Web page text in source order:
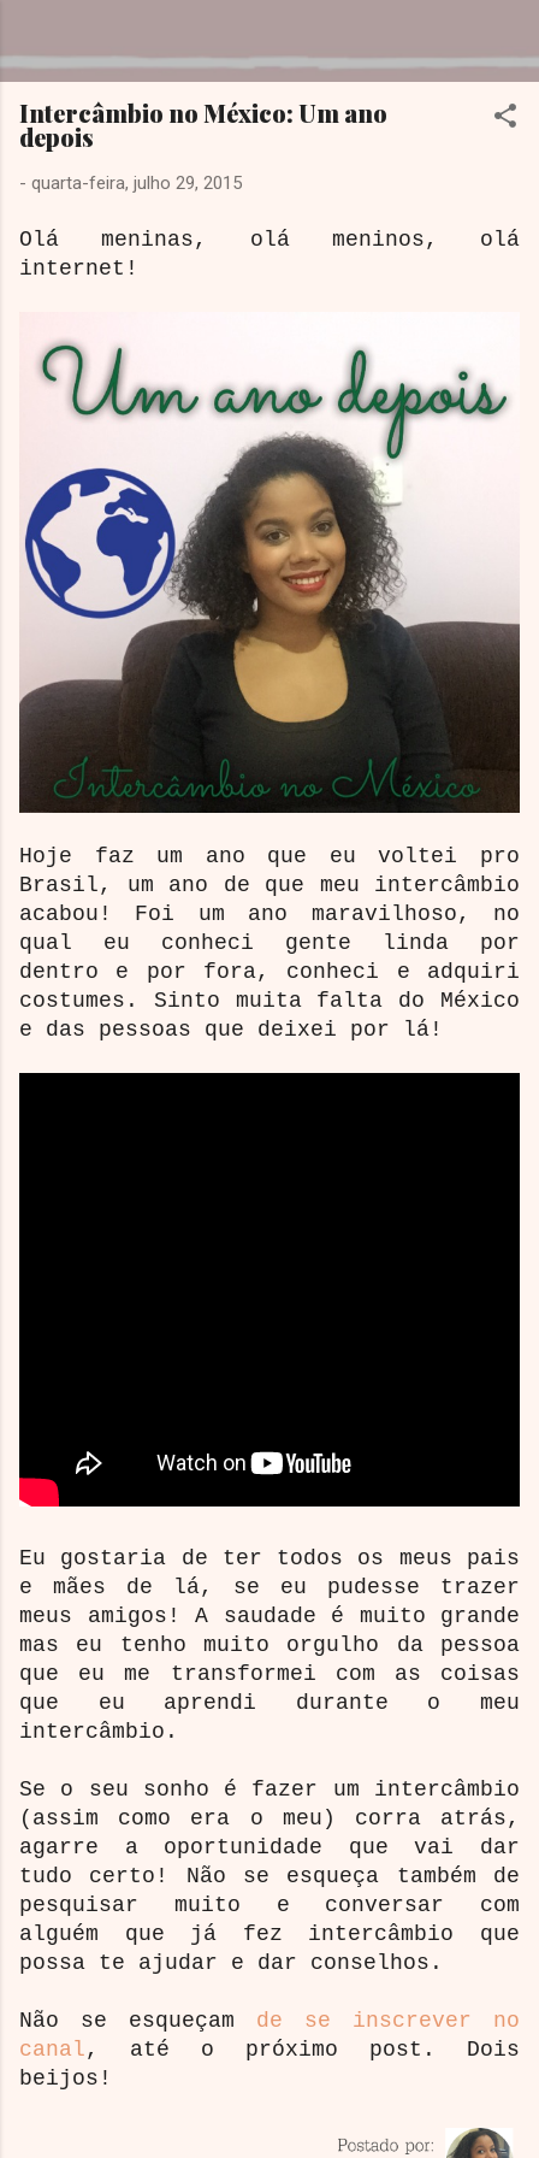
Intercâmbio no México: Um ano
depois
- quarta-feira, julho 29, 2015
Olá meninas, olá meninos, olá
internet!
Hoje faz um ano que eu voltei pro
Brasil, um ano de que meu intercâmbio
acabou! Foi um ano maravilhoso, no
qual eu conheci gente linda por
dentro e por fora, conheci e adquiri
costumes. Sinto muita falta do México
e das pessoas que deixei por lá!
Eu gostaria de ter todos os meus pais
e mães de lá, se eu pudesse trazer
meus amigos! A saudade é muito grande
mas eu tenho muito orgulho da pessoa
que eu me transformei com as coisas
que eu aprendi durante o meu
intercâmbio.
Se o seu sonho é fazer um intercâmbio
(assim como era o meu) corra atrás,
agarre a oportunidade que vai dar
tudo certo! Não se esqueça também de
pesquisar muito e conversar com
alguém que já fez intercâmbio que
possa te ajudar e dar conselhos.
Não se esqueçam de se inscrever no
canal , até o próximo post. Dois
beijos!